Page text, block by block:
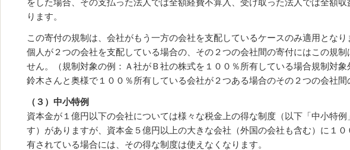
をした場合、その支払った法人では全額経費不算入、受け取った法人では全額収
ります。
この寄付の規制は、会社がもう一方の会社を支配しているケースのみ適用となり
個人が２つの会社を支配している場合の、その２つの会社間の寄付にはこの規制
せん。（規制対象の例：Ａ社がＢ社の株式を１００％所有している場合規制対象
鈴木さんと奥様で１００％所有している会社が２つある場合のその２つの会社間
（３）中小特例
資本金が１億円以下の会社については様々な税金上の得な制度（以下「中小特例
す） がありますが、資本金５億円以上の大きな会社（外国の会社も含む）に１０
有されている場合には、その得な制度は使えなくなります。